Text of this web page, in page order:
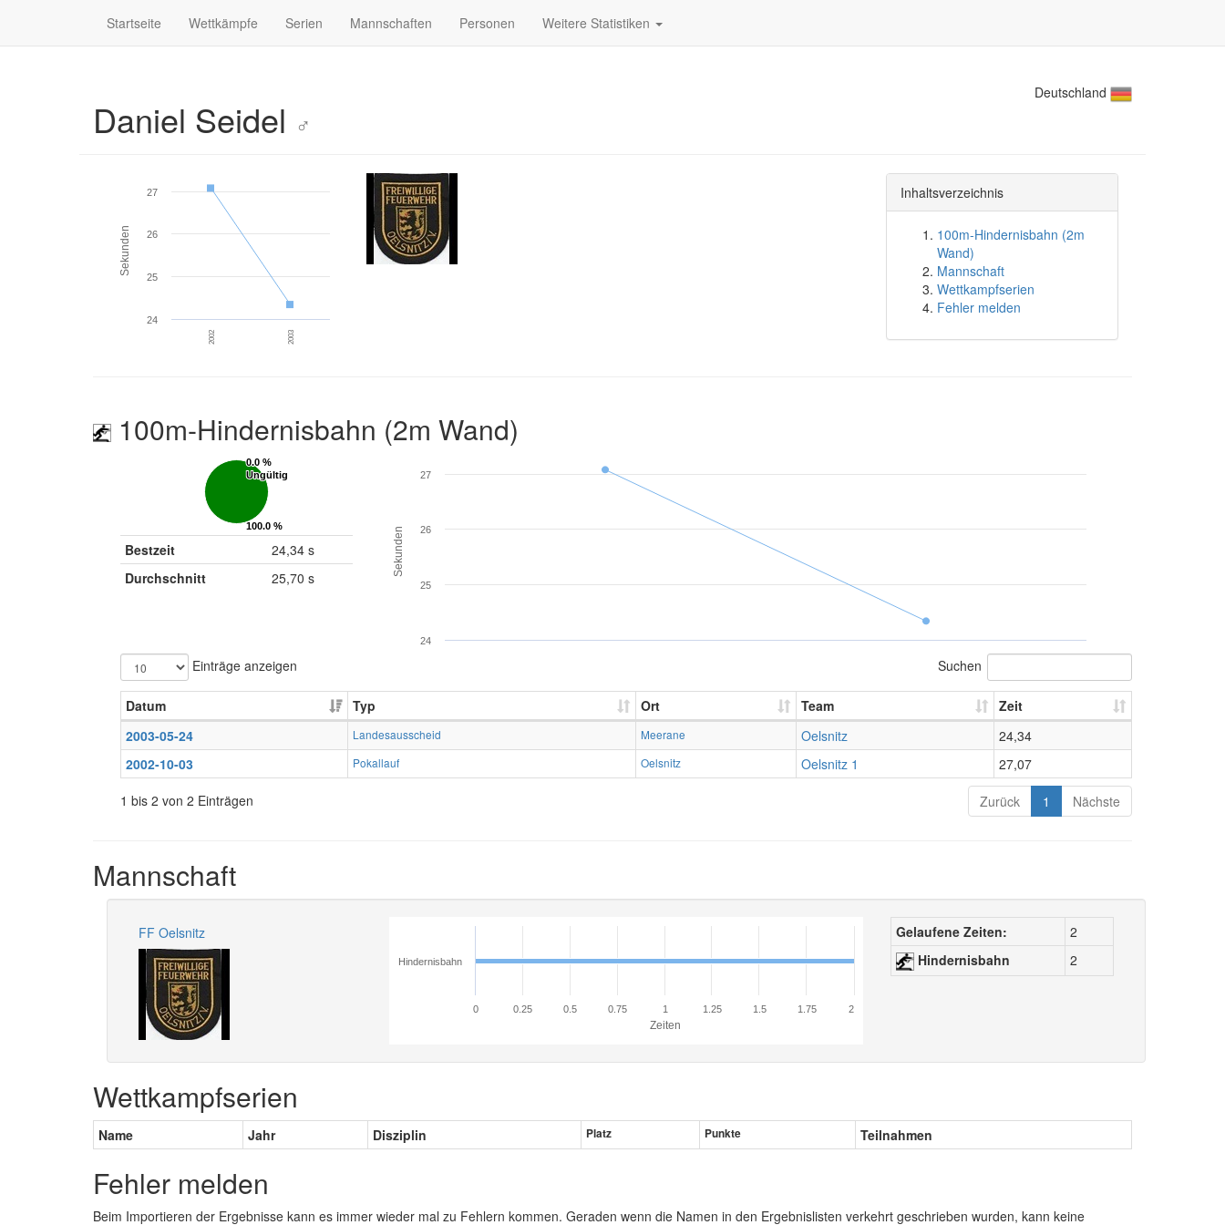
Startseite Wettkämpfe Serien Mannschaften Personen Weitere Statistiken
Deutschland
Daniel Seidel ♂
Sekunden
2002 2003
24
25
26
27 Inhaltsverzeichnis
100m-Hindernisbahn (2m
Wand)
Mannschaft
Wettkampfserien
Fehler melden
100m-Hindernisbahn (2m Wand)
0.0 %
Ungültig
0.0 %
Ungültig
100.0 %
Gültig
100.0 %
Gültig
Bestzeit
24,34 s
Durchschnitt
25,70 s
Sekunden
24
25
26
27
Einträge anzeigen Suchen
Datum Typ Ort Team
Zeit
2003-05-24
Landesausscheid Meerane Oelsnitz
24,34
2002-10-03
Pokallauf Oelsnitz Oelsnitz 1
27,07
1 bis 2 von 2 Einträgen
Zurück 1 Nächste
Mannschaft
FF Oelsnitz
Zeiten
Hindernisbahn
0 0.25 0.5 0.75 1 1.25 1.5 1.75 2
Gelaufene Zeiten:
2
Hindernisbahn
2
Wettkampfserien
Name Jahr Disziplin Platz Punkte Teilnahmen
Fehler melden
Beim Importieren der Ergebnisse kann es immer wieder mal zu Fehlern kommen. Geraden wenn die Namen in den Ergebnislisten verkehrt geschrieben wurden, kann keine